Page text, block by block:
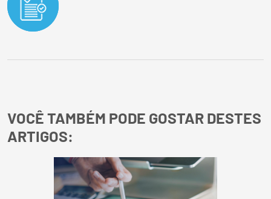
VOCÊ TAMBÉM PODE GOSTAR DESTES
ARTIGOS: